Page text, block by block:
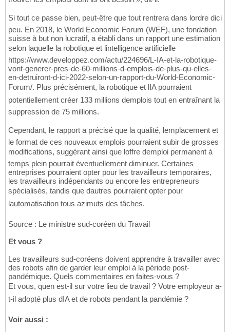
Si tout ce passe bien, peut-être que tout rentrera dans lordre dici
peu. En 2018, le World Economic Forum (WEF), une fondation
suisse à but non lucratif, a établi dans un rapport une estimation
selon laquelle la robotique et lintelligence artificielle
https://www.developpez.com/actu/224696/L-IA-et-la-robotique-
vont-generer-pres-de-60-millions-d-emplois-de-plus-qu-elles-
en-detruiront-d-ici-2022-selon-un-rapport-du-World-Economic-
Forum/. Plus précisément, la robotique et lIA pourraient
potentiellement créer 133 millions demplois tout en entraînant la
suppression de 75 millions.
Cependant, le rapport a précisé que la qualité, lemplacement et
le format de ces nouveaux emplois pourraient subir de grosses
modifications, suggérant ainsi que loffre demploi permanent à
temps plein pourrait éventuellement diminuer. Certaines
entreprises pourraient opter pour les travailleurs temporaires,
les travailleurs indépendants ou encore les entrepreneurs
spécialisés, tandis que dautres pourraient opter pour
lautomatisation tous azimuts des tâches.
Source : Le ministre sud-coréen du Travail
Et vous ?
Les travailleurs sud-coréens doivent apprendre à travailler avec
des robots afin de garder leur emploi à la période post-
pandémique. Quels commentaires en faites-vous ?
Et vous, quen est-il sur votre lieu de travail ? Votre employeur a-
t-il adopté plus dIA et de robots pendant la pandémie ?
Voir aussi :